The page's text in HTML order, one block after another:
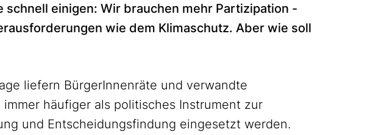
schnell einigen: Wir brauchen mehr Partizipation -
wie dem Klimaschutz. Aber wie soll
liefern BürgerInnenräte und verwandte
häufiger als politisches Instrument zur
und Entscheidungsfindung eingesetzt werden.